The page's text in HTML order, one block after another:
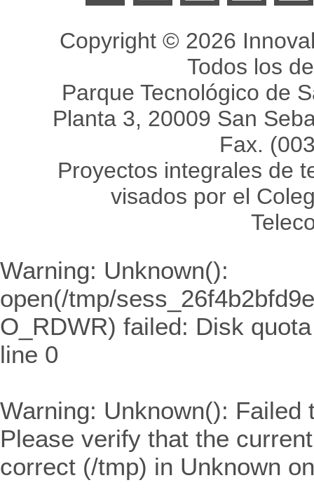
Copyright © 2026
Todos los
Parque Tecnológico de
Planta 3, 20009 San
Fax.
Proyectos integrales de
visados por el
Warning: Unknown():
open(/tmp/
O_RDWR) failed: Disk
line 0
Warning: Unknown(): Failed
Please verify that the
correct (/tmp) in Unknown